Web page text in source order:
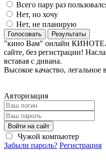
Всего пару раз
Нет, но хочу
Нет, не планирую
Голосовать Результаты
"кино Вам" онлайн
сайте, без регистрации!
вставая с дивана.
Высокое качаство,
Авторизация
Войти на сайт
Чужой компьютер
Забыли пароль? Регистрация